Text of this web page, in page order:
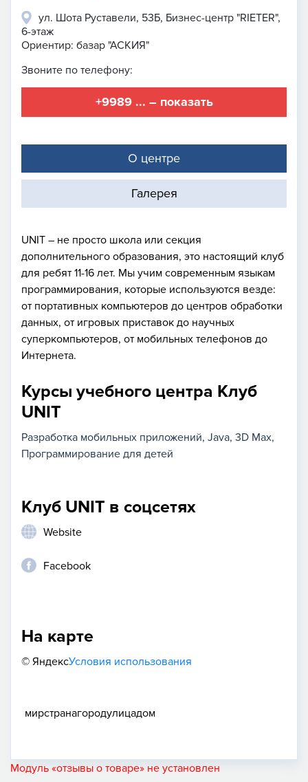
ул. Шота Руставели, 53Б, Бизнес-центр "RIETER",
6-этаж
Ориентир: базар "АСКИЯ"
Звоните по телефону:
+9989 ... – показать
О центре
Галерея
UNIT – не просто школа или секция
дополнительного образования, это настоящий клуб
для ребят 11-16 лет. Мы учим современным языкам
программирования, которые используются везде:
от портативных компьютеров до центров обработки
данных, от игровых приставок до научных
суперкомпьютеров, от мобильных телефонов до
Интернета.
Курсы учебного центра Клуб
UNIT
Разработка мобильных приложений Java 3D Max
Программирование для детей
Клуб UNIT в соцсетях
Website
Facebook
На карте
© ЯндексУсловия использования
мирстранагородулицадом
Модуль «отзывы о товаре» не установлен